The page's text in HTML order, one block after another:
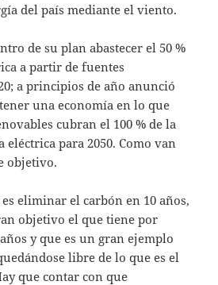
del país mediante el viento.
de su plan abastecer el 50 %
a partir de fuentes
a principios de año anunció
una economía en lo que
cubran el 100 % de la
eléctrica para 2050. Como van
objetivo.
eliminar el carbón en 10 años,
objetivo el que tiene por
y que es un gran ejemplo
libre de lo que es el
que contar con que